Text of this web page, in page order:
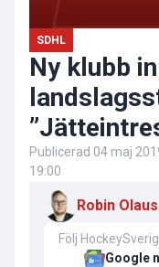
SDHL
Ny klubb
Publicerad 04 maj
19:00
Robin
Följ
Google